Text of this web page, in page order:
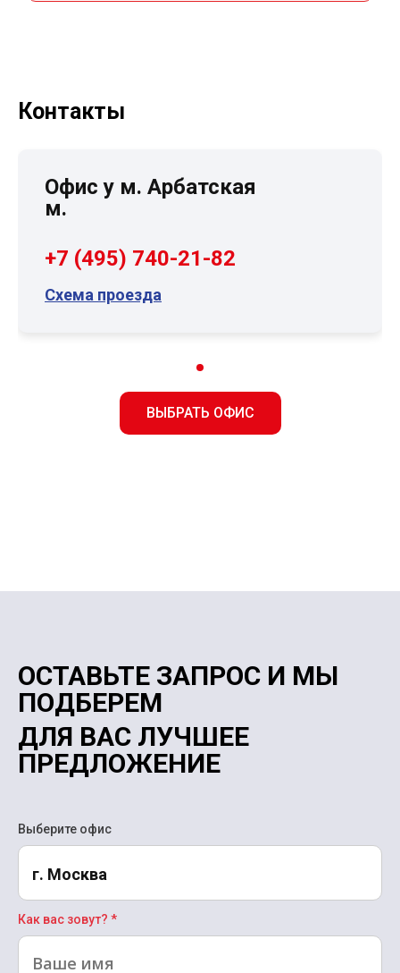
Контакты
Офис у м. Арбатская
м.
+7 (495) 740-21-82
Схема проезда
ВЫБРАТЬ ОФИС
ОСТАВЬТЕ ЗАПРОС И МЫ
ПОДБЕРЕМ
ДЛЯ ВАС ЛУЧШЕЕ
ПРЕДЛОЖЕНИЕ
Выберите офис
г. Москва
Как вас зовут? *